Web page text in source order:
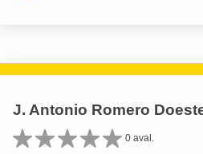
J. Antonio Romero
0 aval.